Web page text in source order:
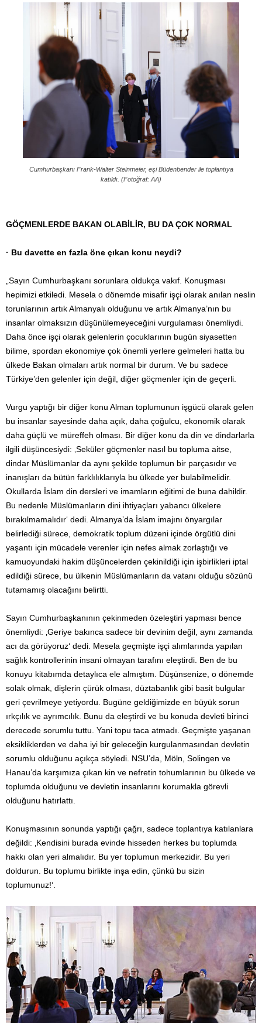
Cumhurbaşkanı Frank-Walter Steinmeier, eşi Büdenbender ile toplantıya
katıldı. (Fotoğraf: AA)
GÖÇMENLERDE BAKAN OLABİLİR, BU DA ÇOK NORMAL
· Bu davette en fazla öne çıkan konu neydi?
„Sayın Cumhurbaşkanı sorunlara oldukça vakıf. Konuşması
hepimizi etkiledi. Mesela o dönemde misafir işçi olarak anılan neslin
torunlarının artık Almanyalı olduğunu ve artık Almanya’nın bu
insanlar olmaksızın düşünülemeyeceğini vurgulaması önemliydi.
Daha önce işçi olarak gelenlerin çocuklarının bugün siyasetten
bilime, spordan ekonomiye çok önemli yerlere gelmeleri hatta bu
ülkede Bakan olmaları artık normal bir durum. Ve bu sadece
Türkiye’den gelenler için değil, diğer göçmenler için de geçerli.
Vurgu yaptığı bir diğer konu Alman toplumunun işgücü olarak gelen
bu insanlar sayesinde daha açık, daha çoğulcu, ekonomik olarak
daha güçlü ve müreffeh olması. Bir diğer konu da din ve dindarlarla
ilgili düşüncesiydi: ‚Seküler göçmenler nasıl bu topluma aitse,
dindar Müslümanlar da aynı şekilde toplumun bir parçasıdır ve
inanışları da bütün farklılıklarıyla bu ülkede yer bulabilmelidir.
Okullarda İslam din dersleri ve imamların eğitimi de buna dahildir.
Bu nedenle Müslümanların dini ihtiyaçları yabancı ülkelere
bırakılmamalıdır‘ dedi. Almanya’da İslam imajını önyargılar
belirlediği sürece, demokratik toplum düzeni içinde örgütlü dini
yaşantı için mücadele verenler için nefes almak zorlaştığı ve
kamuoyundaki hakim düşüncelerden çekinildiği için işbirlikleri iptal
edildiği sürece, bu ülkenin Müslümanların da vatanı olduğu sözünü
tutamamış olacağını belirtti.
Sayın Cumhurbaşkanının çekinmeden özeleştiri yapması bence
önemliydi: ‚Geriye bakınca sadece bir devinim değil, aynı zamanda
acı da görüyoruz‘ dedi. Mesela geçmişte işçi alımlarında yapılan
sağlık kontrollerinin insani olmayan tarafını eleştirdi. Ben de bu
konuyu kitabımda detaylıca ele almıştım. Düşünsenize, o dönemde
solak olmak, dişlerin çürük olması, düztabanlık gibi basit bulgular
geri çevrilmeye yetiyordu. Bugüne geldiğimizde en büyük sorun
ırkçılık ve ayrımcılık. Bunu da eleştirdi ve bu konuda devleti birinci
derecede sorumlu tuttu. Yani topu taca atmadı. Geçmişte yaşanan
eksikliklerden ve daha iyi bir geleceğin kurgulanmasından devletin
sorumlu olduğunu açıkça söyledi. NSU’da, Möln, Solingen ve
Hanau’da karşımıza çıkan kin ve nefretin tohumlarının bu ülkede ve
toplumda olduğunu ve devletin insanlarını korumakla görevli
olduğunu hatırlattı.
Konuşmasının sonunda yaptığı çağrı, sadece toplantıya katılanlara
değildi: ‚Kendisini burada evinde hisseden herkes bu toplumda
hakkı olan yeri almalıdır. Bu yer toplumun merkezidir. Bu yeri
doldurun. Bu toplumu birlikte inşa edin, çünkü bu sizin
toplumunuz!‘.